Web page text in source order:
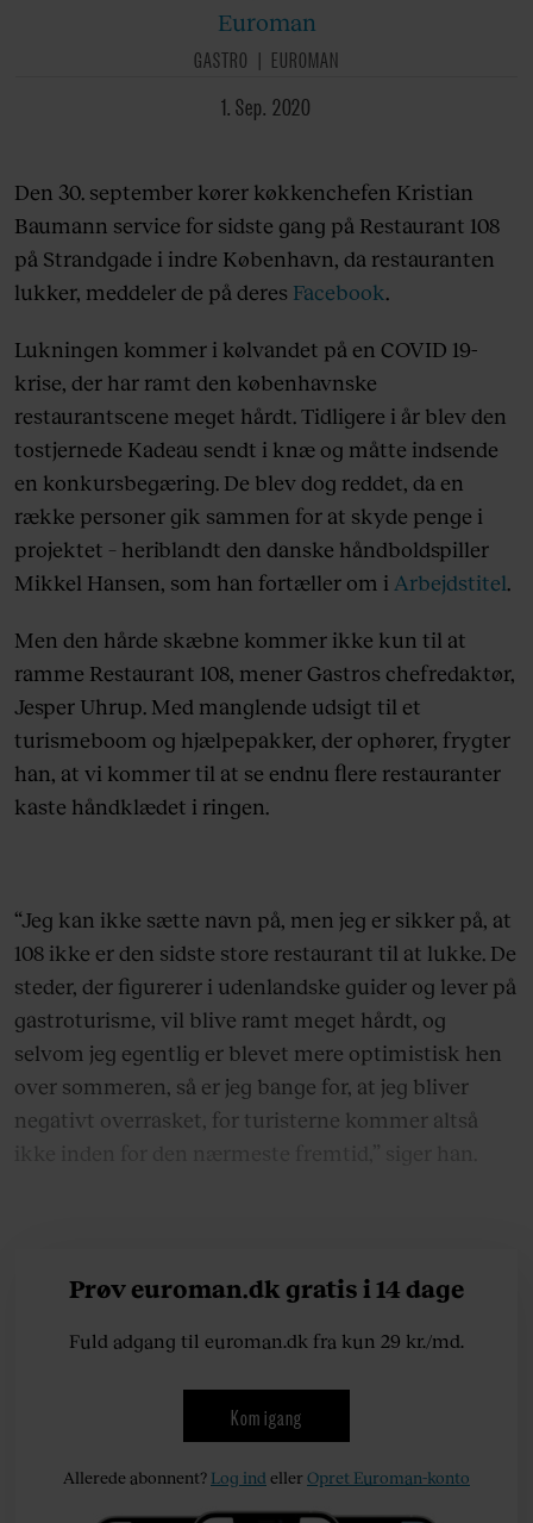
Euroman
GASTRO
EUROMAN
1. Sep. 2020
Den 30. september kører køkkenchefen Kristian
Baumann service for sidste gang på Restaurant 108
på Strandgade i indre København, da restauranten
lukker, meddeler de på deres Facebook.
Lukningen kommer i kølvandet på en COVID 19-
krise, der har ramt den københavnske
restaurantscene meget hårdt. Tidligere i år blev den
tostjernede Kadeau sendt i knæ og måtte indsende
en konkursbegæring. De blev dog reddet, da en
række personer gik sammen for at skyde penge i
projektet – heriblandt den danske håndboldspiller
Mikkel Hansen, som han fortæller om i Arbejdstitel.
Men den hårde skæbne kommer ikke kun til at
ramme Restaurant 108, mener Gastros chefredaktør,
Jesper Uhrup. Med manglende udsigt til et
turismeboom og hjælpepakker, der ophører, frygter
han, at vi kommer til at se endnu flere restauranter
kaste håndklædet i ringen.
“Jeg kan ikke sætte navn på, men jeg er sikker på, at
108 ikke er den sidste store restaurant til at lukke. De
steder, der figurerer i udenlandske guider og lever på
gastroturisme, vil blive ramt meget hårdt, og
selvom jeg egentlig er blevet mere optimistisk hen
over sommeren, så er jeg bange for, at jeg bliver
negativt overrasket, for turisterne kommer altså
ikke inden for den nærmeste fremtid,” siger han.
Prøv euroman.dk gratis i 14 dage
Fuld adgang til euroman.dk fra kun 29 kr./md.
Kom igang
Allerede abonnent? Log ind ellerOpret Euroman-konto